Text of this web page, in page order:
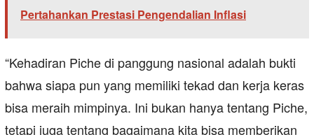
Pertahankan Prestasi Pengendalian Inflasi
“Kehadiran Piche di panggung nasional adalah bukti
bahwa siapa pun yang memiliki tekad dan kerja keras
bisa meraih mimpinya. Ini bukan hanya tentang Piche,
tetapi juga tentang bagaimana kita bisa memberikan